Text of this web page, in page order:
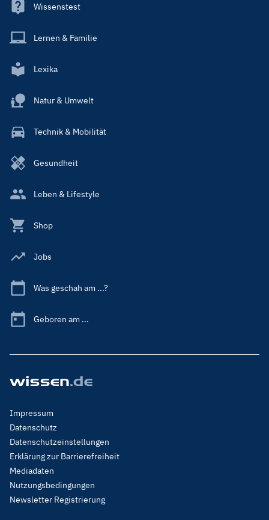
Wissenstest
Lernen & Familie
Lexika
Natur & Umwelt
Technik & Mobilität
Gesundheit
Leben & Lifestyle
Shop
Jobs
Was geschah am ...?
Geboren am ...
Footer
Menu
Legal
Impressum
Datenschutz
Datenschutzeinstellungen
Erklärung zur Barrierefreiheit
Mediadaten
Nutzungsbedingungen
Newsletter Registrierung